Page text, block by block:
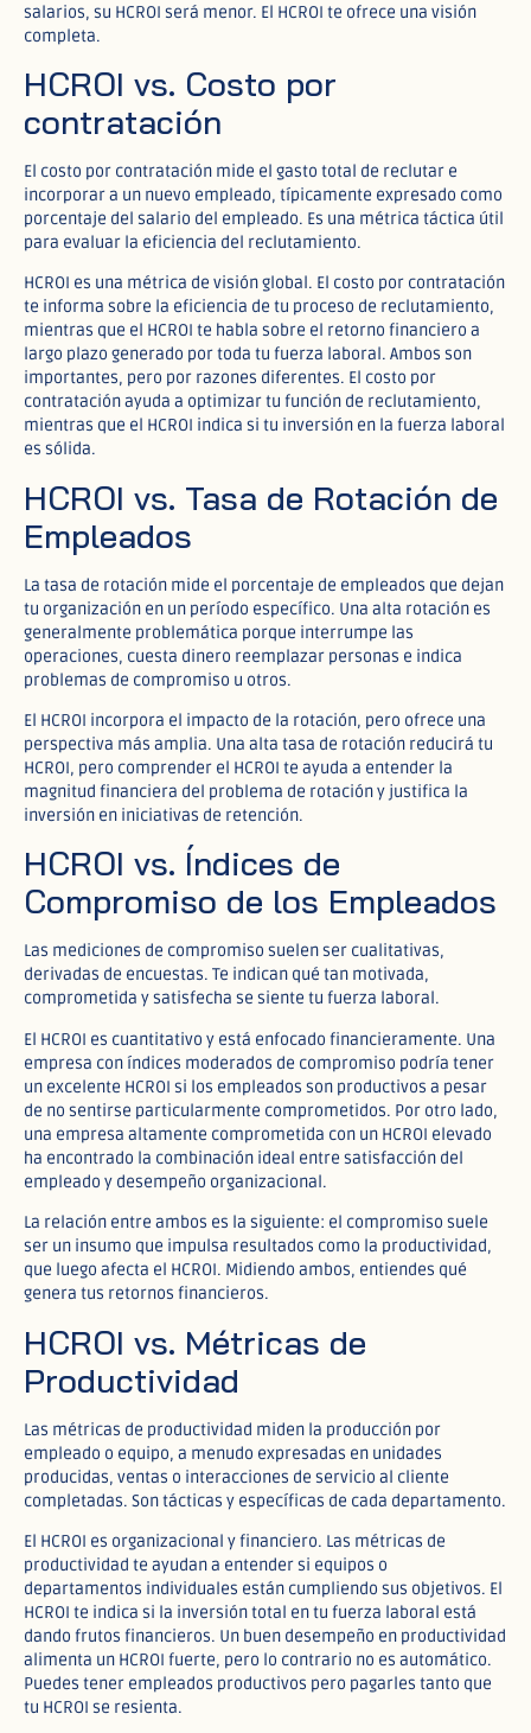
salarios, su HCROI será menor. El HCROI te ofrece una visión
completa.
HCROI vs. Costo por
contratación
El costo por contratación mide el gasto total de reclutar e
incorporar a un nuevo empleado, típicamente expresado como
porcentaje del salario del empleado. Es una métrica táctica útil
para evaluar la eficiencia del reclutamiento.
HCROI es una métrica de visión global. El costo por contratación
te informa sobre la eficiencia de tu proceso de reclutamiento,
mientras que el HCROI te habla sobre el retorno financiero a
largo plazo generado por toda tu fuerza laboral. Ambos son
importantes, pero por razones diferentes. El costo por
contratación ayuda a optimizar tu función de reclutamiento,
mientras que el HCROI indica si tu inversión en la fuerza laboral
es sólida.
HCROI vs. Tasa de Rotación de
Empleados
La tasa de rotación mide el porcentaje de empleados que dejan
tu organización en un período específico. Una alta rotación es
generalmente problemática porque interrumpe las
operaciones, cuesta dinero reemplazar personas e indica
problemas de compromiso u otros.
El HCROI incorpora el impacto de la rotación, pero ofrece una
perspectiva más amplia. Una alta tasa de rotación reducirá tu
HCROI, pero comprender el HCROI te ayuda a entender la
magnitud financiera del problema de rotación y justifica la
inversión en iniciativas de retención.
HCROI vs. Índices de
Compromiso de los Empleados
Las mediciones de compromiso suelen ser cualitativas,
derivadas de encuestas. Te indican qué tan motivada,
comprometida y satisfecha se siente tu fuerza laboral.
El HCROI es cuantitativo y está enfocado financieramente. Una
empresa con índices moderados de compromiso podría tener
un excelente HCROI si los empleados son productivos a pesar
de no sentirse particularmente comprometidos. Por otro lado,
una empresa altamente comprometida con un HCROI elevado
ha encontrado la combinación ideal entre satisfacción del
empleado y desempeño organizacional.
La relación entre ambos es la siguiente: el compromiso suele
ser un insumo que impulsa resultados como la productividad,
que luego afecta el HCROI. Midiendo ambos, entiendes qué
genera tus retornos financieros.
HCROI vs. Métricas de
Productividad
Las métricas de productividad miden la producción por
empleado o equipo, a menudo expresadas en unidades
producidas, ventas o interacciones de servicio al cliente
completadas. Son tácticas y específicas de cada departamento.
El HCROI es organizacional y financiero. Las métricas de
productividad te ayudan a entender si equipos o
departamentos individuales están cumpliendo sus objetivos. El
HCROI te indica si la inversión total en tu fuerza laboral está
dando frutos financieros. Un buen desempeño en productividad
alimenta un HCROI fuerte, pero lo contrario no es automático.
Puedes tener empleados productivos pero pagarles tanto que
tu HCROI se resienta.